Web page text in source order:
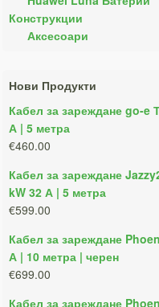
Конструкции
Аксесоари
Нови Продукти
Кабел за зареждане go-e
А | 5 метра
€460.00
Кабел за зареждане
kW 32 А | 5 метра
€599.00
Кабел за зареждане
А | 10 метра | черен
€699.00
Кабел за зареждане